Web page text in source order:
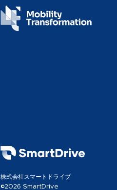
株式会社スマートドライブ
©2026 SmartDrive